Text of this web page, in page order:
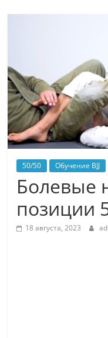
50/50 Обучение BJJ
Болевые
позиции
18 августа, 2023